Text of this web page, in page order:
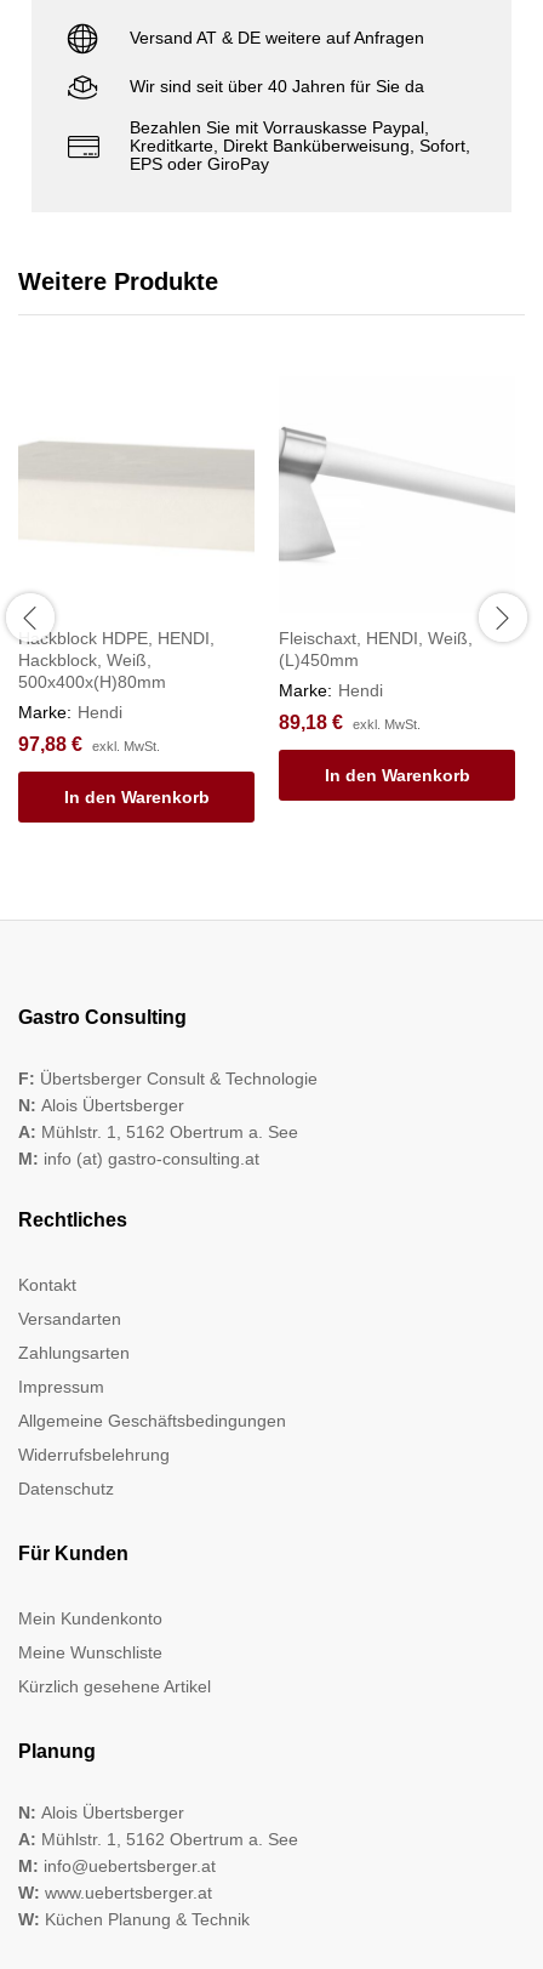
Versand AT & DE weitere auf Anfragen
Wir sind seit über 40 Jahren für Sie da
Bezahlen Sie mit Vorrauskasse Paypal,
Kreditkarte, Direkt Banküberweisung, Sofort,
EPS oder GiroPay
Weitere Produkte
Hackblock HDPE, HENDI,
Hackblock, Weiß,
500x400x(H)80mm
Marke: Hendi
97,88 € exkl. MwSt.
In den Warenkorb
Fleischaxt, HENDI, Weiß,
(L)450mm
Marke: Hendi
89,18 € exkl. MwSt.
In den Warenkorb
Gastro Consulting
F: Übertsberger Consult & Technologie
N: Alois Übertsberger
A: Mühlstr. 1, 5162 Obertrum a. See
M: info (at) gastro-consulting.at
Rechtliches
Kontakt
Versandarten
Zahlungsarten
Impressum
Allgemeine Geschäftsbedingungen
Widerrufsbelehrung
Datenschutz
Für Kunden
Mein Kundenkonto
Meine Wunschliste
Kürzlich gesehene Artikel
Planung
N: Alois Übertsberger
A: Mühlstr. 1, 5162 Obertrum a. See
M: info@uebertsberger.at
W: www.uebertsberger.at
W: Küchen Planung & Technik